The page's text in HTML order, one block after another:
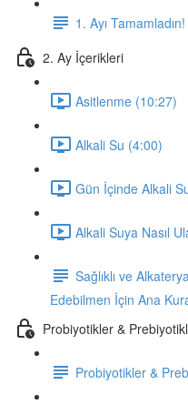
1. Ayı Tamamladın!
2. Ay İçerikleri
Asitlenme (10:27)
Alkali Su (4:00)
Gün İçinde Alkali
Alkali Suya Nasıl
Sağlıklı ve
Edebilmen İçin Ana
Probiyotikler &
Probiyotikler &